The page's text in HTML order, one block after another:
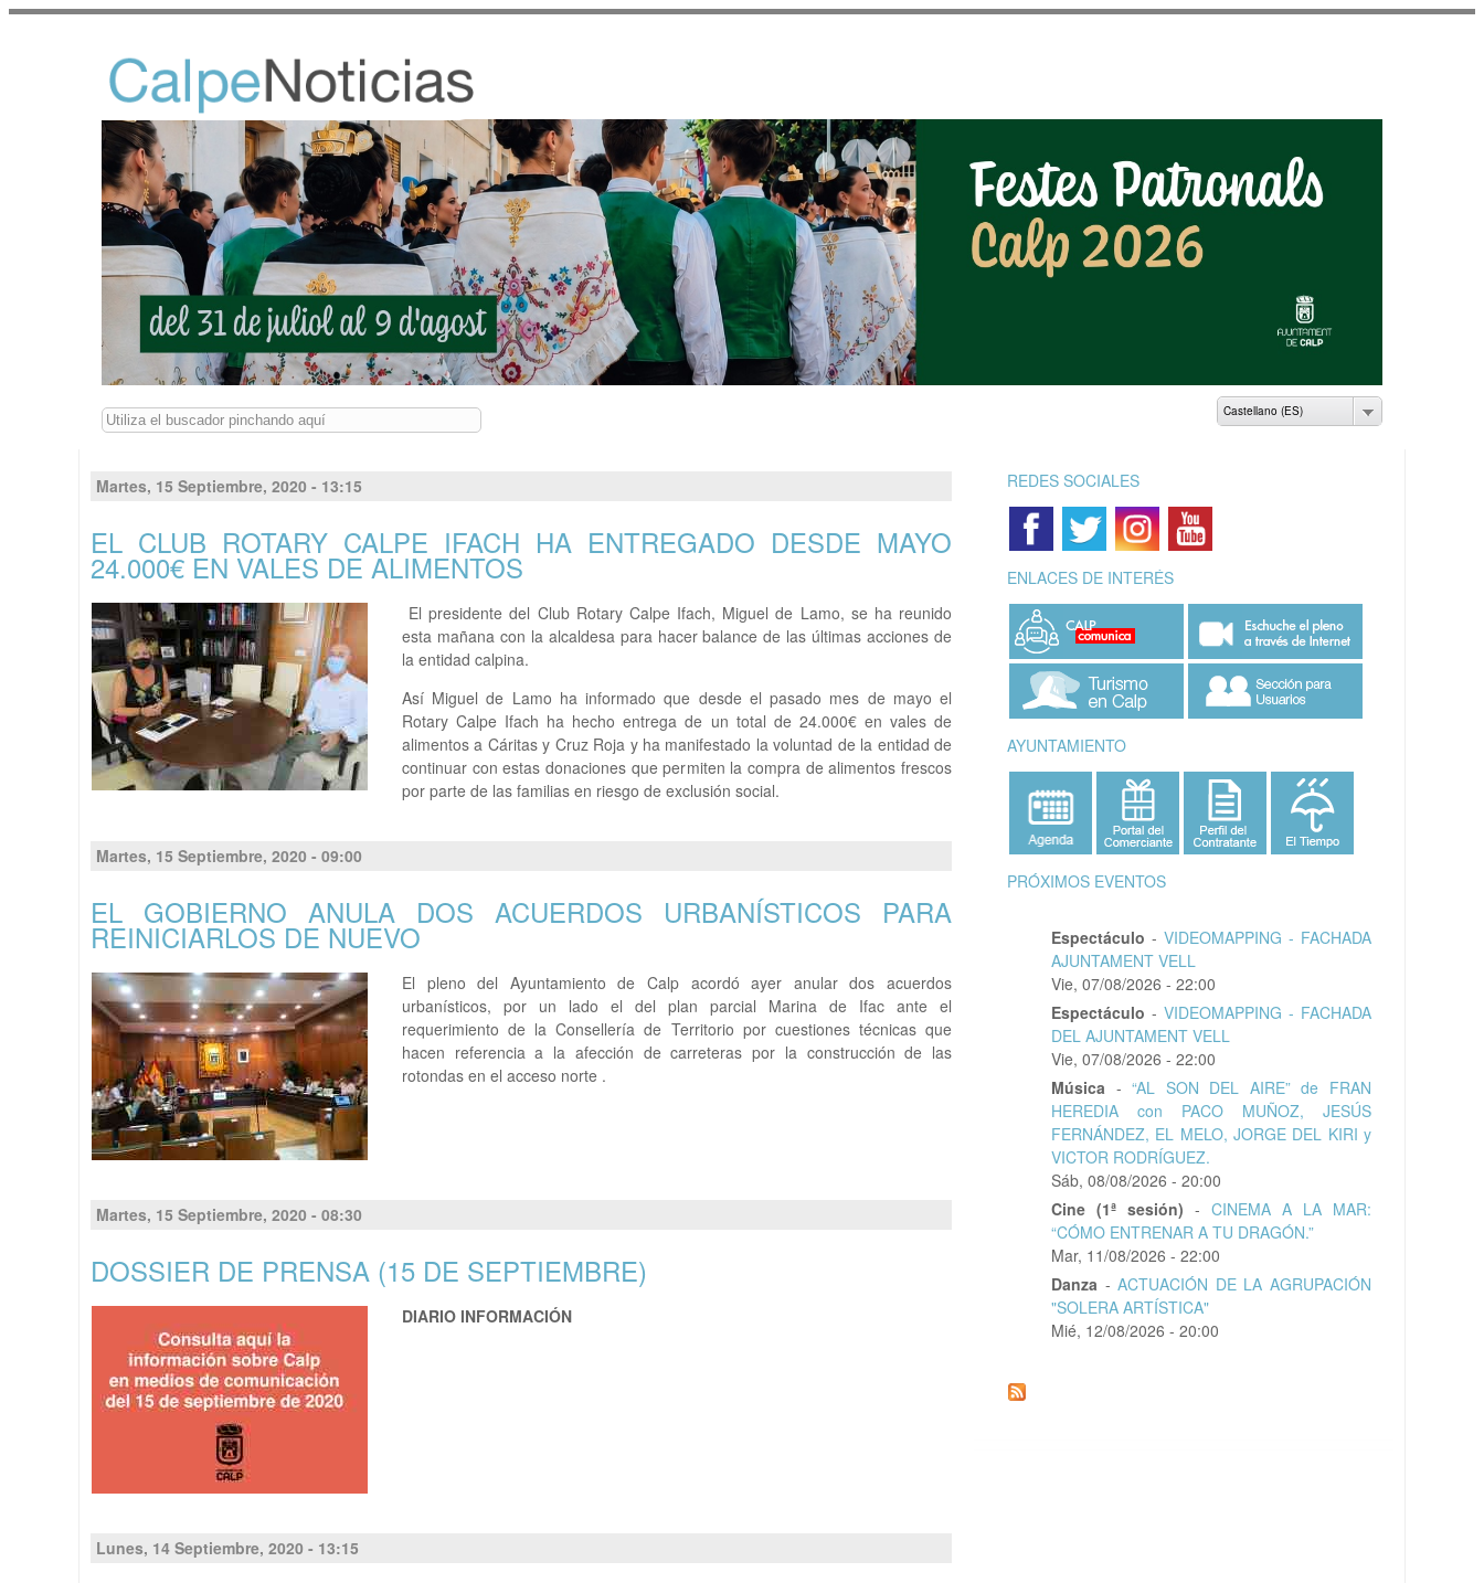
Pasar al
Castellano (ES)
Buscar
Martes, 15 Septiembre, 2020 - 13:15
EL CLUB ROTARY CALPE IFACH HA ENTREGADO DESDE MAYO
24.000€ EN VALES DE ALIMENTOS
El presidente del Club Rotary Calpe Ifach, Miguel de Lamo, se ha reunido
esta mañana con la alcaldesa para hacer balance de las últimas acciones de
la entidad calpina.
Así Miguel de Lamo ha informado que desde el pasado mes de mayo el
Rotary Calpe Ifach ha hecho entrega de un total de 24.000€ en vales de
alimentos a Cáritas y Cruz Roja y ha manifestado la voluntad de la entidad de
continuar con estas donaciones que permiten la compra de alimentos frescos
por parte de las familias en riesgo de exclusión social.
Martes, 15 Septiembre, 2020 - 09:00
EL GOBIERNO ANULA DOS ACUERDOS URBANÍSTICOS PARA
REINICIARLOS DE NUEVO
El pleno del Ayuntamiento de Calp acordó ayer anular dos acuerdos
urbanísticos, por un lado el del plan parcial Marina de Ifac ante el
requerimiento de la Consellería de Territorio por cuestiones técnicas que
hacen referencia a la afección de carreteras por la construcción de las
rotondas en el acceso norte .
Martes, 15 Septiembre, 2020 - 08:30
DOSSIER DE PRENSA (15 DE SEPTIEMBRE)
DIARIO INFORMACIÓN
Lunes, 14 Septiembre, 2020 - 13:15
REDES SOCIALES
ENLACES DE INTERÉS
AYUNTAMIENTO
PRÓXIMOS EVENTOS
Espectáculo - VIDEOMAPPING - FACHADA
AJUNTAMENT VELL
Vie, 07/08/2026 - 22:00
Espectáculo - VIDEOMAPPING - FACHADA
DEL AJUNTAMENT VELL
Vie, 07/08/2026 - 22:00
Música -“AL SON DEL AIRE” de FRAN
HEREDIA con PACO MUÑOZ, JESÚS
FERNÁNDEZ, EL MELO, JORGE DEL KIRI y
VICTOR RODRÍGUEZ.
Sáb, 08/08/2026 - 20:00
Cine (1ª sesión) - CINEMA A LA MAR:
“CÓMO ENTRENAR A TU DRAGÓN.”
Mar, 11/08/2026 - 22:00
Danza -ACTUACIÓN DE LA AGRUPACIÓN
"SOLERA ARTÍSTICA"
Mié, 12/08/2026 - 20:00